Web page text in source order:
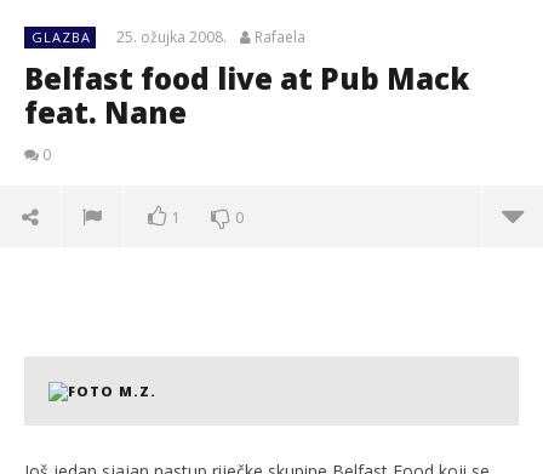
GLAZBA 25. ožujka 2008. Rafaela
Belfast food live at Pub Mack
feat. Nane
0
1 0